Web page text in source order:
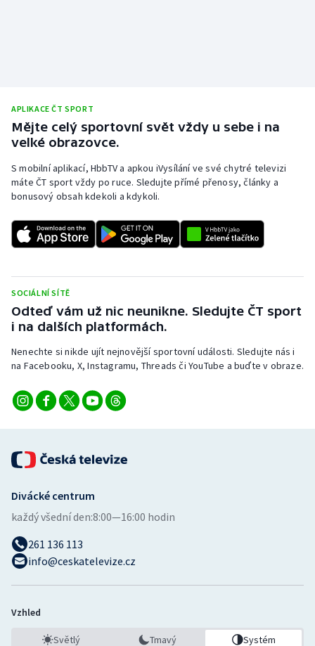
Vodní slalom
Volejbal
Ostatní
APLIKACE ČT SPORT
Mějte celý sportovní svět vždy u sebe i na
velké obrazovce.
S mobilní aplikací, HbbTV a apkou iVysílání ve své chytré televizi
máte ČT sport vždy po ruce. Sledujte přímé přenosy, články a
bonusový obsah kdekoli a kdykoli.
SOCIÁLNÍ SÍTĚ
Odteď vám už nic neunikne. Sledujte ČT sport
i na dalších platformách.
Nenechte si nikde ujít nejnovější sportovní události. Sledujte nás i
na Facebooku, X, Instagramu, Threads či YouTube a buďte v obraze.
Divácké centrum
každý všední den:8:00—16:00 hodin
261 136 113
info@ceskatelevize.cz
Vzhled
Světlý Tmavý Systém